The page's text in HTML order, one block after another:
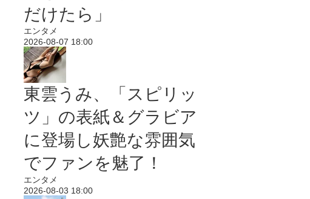
だけたら」
エンタメ
2026-08-07 18:00
東雲うみ、「スピリッ
ツ」の表紙＆グラビア
に登場し妖艶な雰囲気
でファンを魅了！
エンタメ
2026-08-03 18:00